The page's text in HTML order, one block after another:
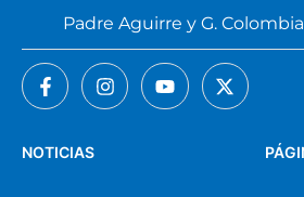
NOTICIAS
Padre Aguirre y G.